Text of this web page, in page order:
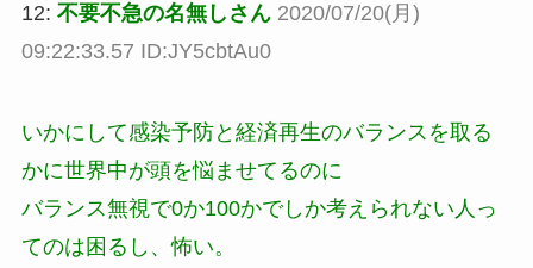
12: 不要不急の名無しさん 2020/07/20(月)
09:22:33.57 ID:JY5cbtAu0
いかにして感染予防と経済再生のバランスを取る
かに世界中が頭を悩ませてるのに
バランス無視で0か100かでしか考えられない人っ
てのは困るし、怖い。